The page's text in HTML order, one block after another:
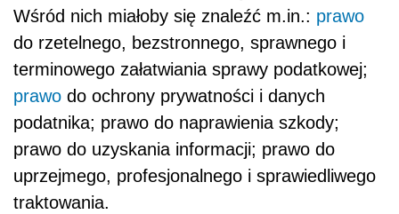
Wśród nich miałoby się znaleźć m.in.: prawo
do rzetelnego, bezstronnego, sprawnego i
terminowego załatwiania sprawy podatkowej;
prawo do ochrony prywatności i danych
podatnika; prawo do naprawienia szkody;
prawo do uzyskania informacji; prawo do
uprzejmego, profesjonalnego i sprawiedliwego
traktowania.